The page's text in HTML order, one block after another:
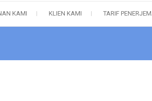
KAMI KLIEN KAMI TARIF